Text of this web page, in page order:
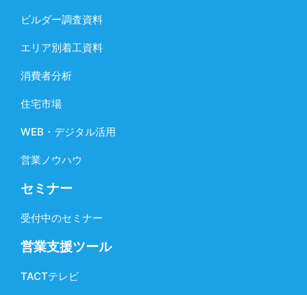
ビルダー調査資料
エリア別着工資料
消費者分析
住宅市場
WEB・デジタル活用
営業ノウハウ
セミナー
受付中のセミナー
営業支援ツール
TACTテレビ